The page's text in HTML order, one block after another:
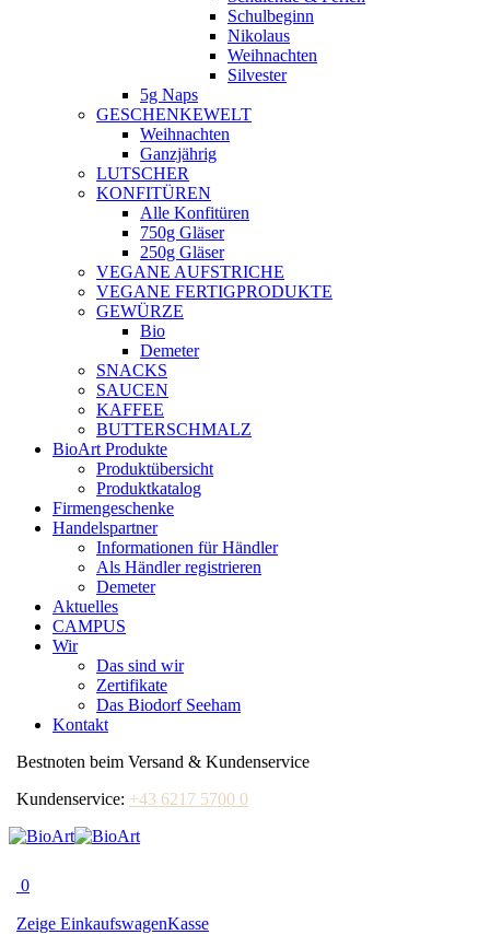
Schulbeginn
Nikolaus
Weihnachten
Silvester
5g Naps
GESCHENKEWELT
Weihnachten
Ganzjährig
LUTSCHER
KONFITÜREN
Alle Konfitüren
750g Gläser
250g Gläser
VEGANE AUFSTRICHE
VEGANE FERTIGPRODUKTE
GEWÜRZE
Bio
Demeter
SNACKS
SAUCEN
KAFFEE
BUTTERSCHMALZ
BioArt Produkte
Produktübersicht
Produktkatalog
Firmengeschenke
Handelspartner
Informationen für Händler
Als Händler registrieren
Demeter
Aktuelles
CAMPUS
Wir
Das sind wir
Zertifikate
Das Biodorf Seeham
Kontakt
Bestnoten beim Versand & Kundenservice
Kundenservice: +43 6217 5700 0
0
Zeige EinkaufswagenKasse